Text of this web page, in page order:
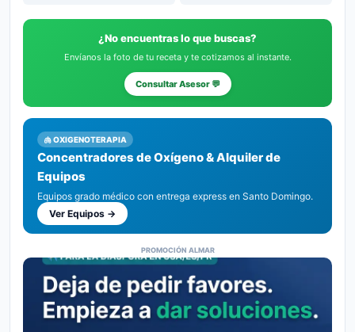
¿No encuentras lo que buscas?
Envíanos la foto de tu receta y te cotizamos al instante.
Consultar Asesor 💬
🫁 OXIGENOTERAPIA
Concentradores de Oxígeno & Alquiler de
Equipos
Equipos grado médico con entrega express en Santo Domingo.
Ver Equipos →
PROMOCIÓN ALMAR